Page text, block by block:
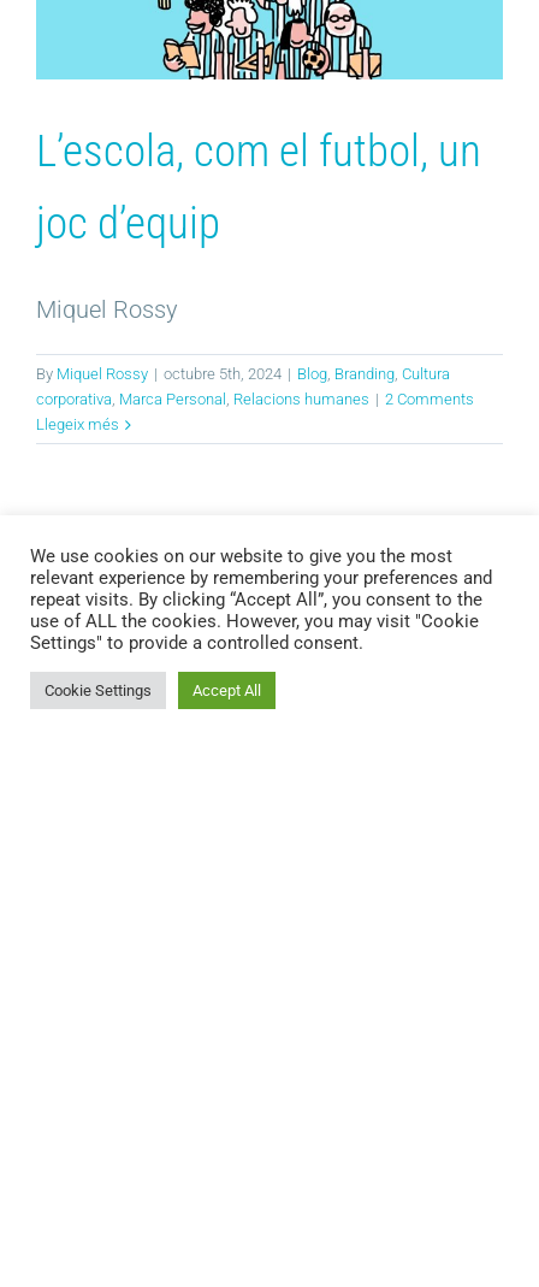
L’escola, com el futbol, un
joc d’equip
Miquel Rossy
By Miquel Rossy | octubre 5th, 2024 | Blog, Branding, Cultura
corporativa, Marca Personal , Relacions humanes | 2 Comments
Llegeix més
We use cookies on our website to give you the most
relevant experience by remembering your preferences and
repeat visits. By clicking “Accept All”, you consent to the
use of ALL the cookies. However, you may visit "Cookie
Settings" to provide a controlled consent.
Cookie Settings Accept All